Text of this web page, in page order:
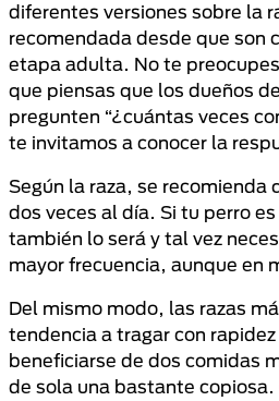
diferentes versiones sobre la
recomendada desde que son
etapa adulta. No te
que piensas que los dueños
pregunten “¿cuántas veces
te invitamos a conocer la
Según la raza, se recomienda
dos veces al día. Si tu perro
también lo será y tal vez
mayor frecuencia, aunque en
Del mismo modo, las razas
tendencia a tragar con
beneficiarse de dos comidas
de sola una bastante